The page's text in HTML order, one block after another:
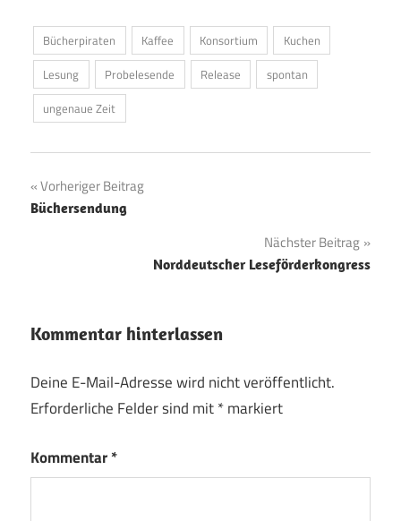
Bücherpiraten Kaffee Konsortium
Kuchen
Lesung
Probelesende Release
spontan
ungenaue Zeit
Beitragsnavigation
Vorheriger Beitrag
Büchersendung
Nächster Beitrag
Norddeutscher Leseförderkongress
Kommentar hinterlassen
Deine E-Mail-Adresse wird nicht veröffentlicht.
Erforderliche Felder sind mit*markiert
Kommentar*